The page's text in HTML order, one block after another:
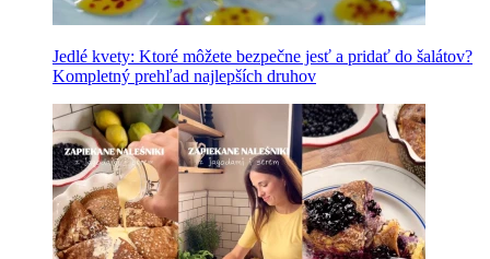
Jedlé kvety: Ktoré môžete bezpečne jesť a pridať do šalátov?
Kompletný prehľad najlepších druhov